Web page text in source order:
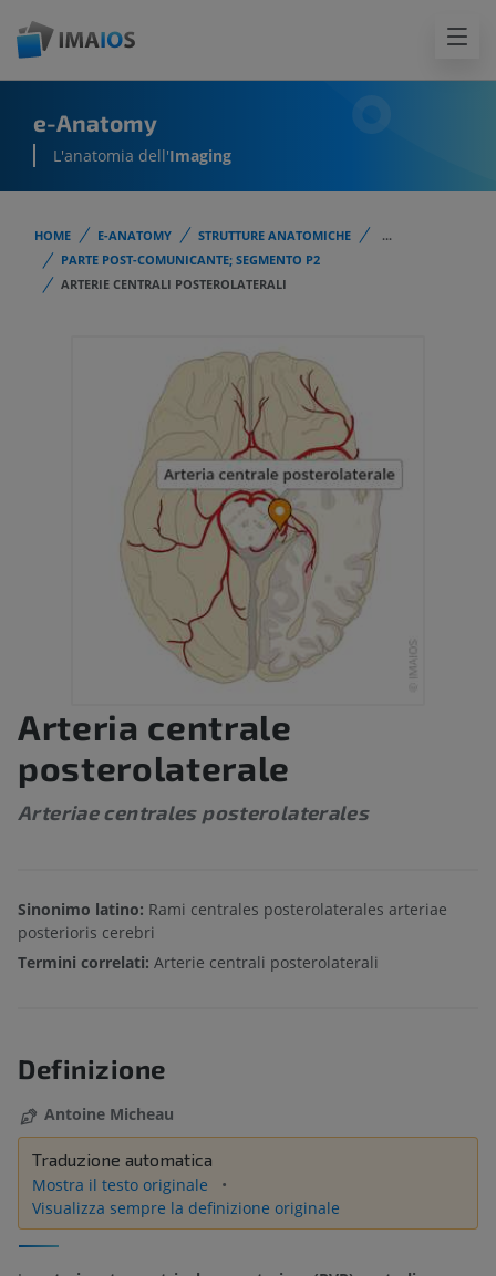
e-Anatomy
L'anatomia dell'Imaging
HOME E-ANATOMY STRUTTURE ANATOMICHE
...
PARTE POST-COMUNICANTE; SEGMENTO P2
ARTERIE CENTRALI POSTEROLATERALI
Arteria centrale
posterolaterale
Arteriae centrales posterolaterales
Sinonimo latino: Rami centrales posterolaterales arteriae
posterioris cerebri
Termini correlati: Arterie centrali posterolaterali
Definizione
Antoine Micheau
Traduzione automatica
Mostra il testo originale
Visualizza sempre la definizione originale